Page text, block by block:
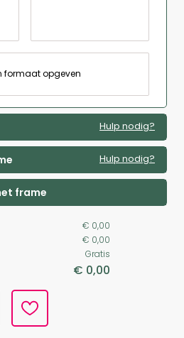
formaat opgeven
Hulp nodig?
Hulp nodig?
frame
€ 0,00
€ 0,00
Gratis
€ 0,00